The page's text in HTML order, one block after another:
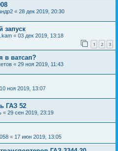
« 28 дек 2019, 20:30
запуск
« 03 дек 2019, 13:18
1 2 3
в ватсап?
« 29 ноя 2019, 11:43
10 ноя 2019, 13:07
ГАЗ 52
« 29 сен 2019, 23:19
« 17 июн 2019, 13:05